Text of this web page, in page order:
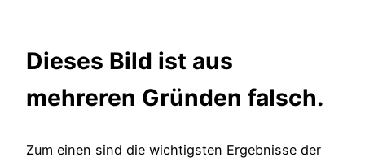
Dieses Bild ist aus
mehreren Gründen falsch.
Zum einen sind die wichtigsten Ergebnisse der